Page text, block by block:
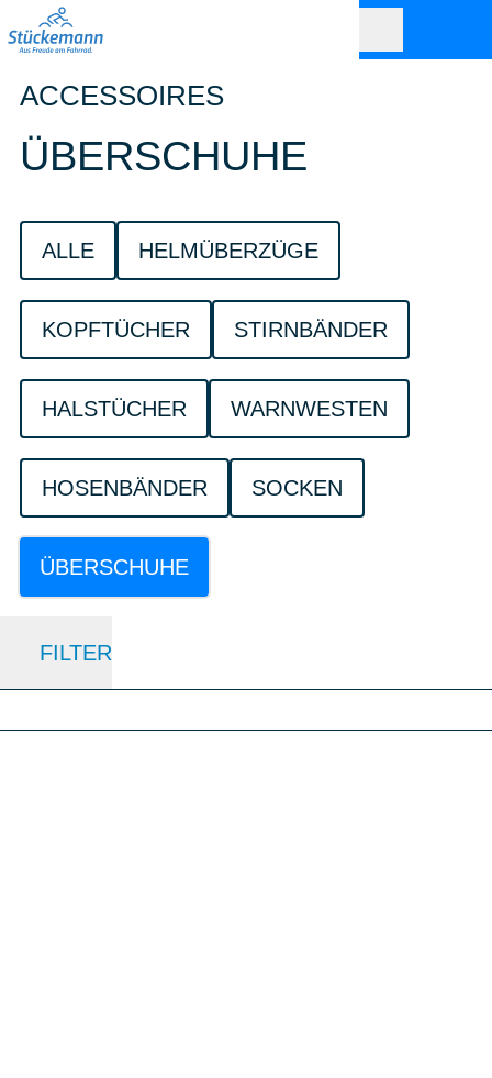
ACCESSOIRES
ÜBERSCHUHE
ALLE HELMÜBERZÜGE
KOPFTÜCHER STIRNBÄNDER
HALSTÜCHER WARNWESTEN
HOSENBÄNDER SOCKEN
ÜBERSCHUHE
FILTER